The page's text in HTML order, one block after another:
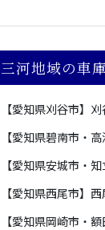
三河地域の車
【愛知県刈谷市】刈
【愛知県碧南市・高浜市
【愛知県安城市・知立市
【愛知県西尾市】西
【愛知県岡崎市・額田郡幸田